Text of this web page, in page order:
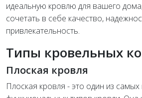
идеальную кровлю для вашего
сочетать в себе качество,
привлекательность.
Типы кровельных
Плоская кровля
Плоская кровля - это один из